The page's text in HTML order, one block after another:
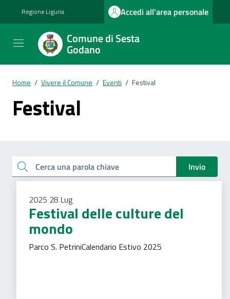
Regione Liguria Accedi all'area personale
Comune di Sesta
Godano
Home / Vivere il Comune / Eventi / Festival
Festival
Esplora tutti i documenti
Cerca una parola chiave Invio
2025 28 Lug
Festival delle culture del
mondo
Parco S. PetriniCalendario Estivo 2025